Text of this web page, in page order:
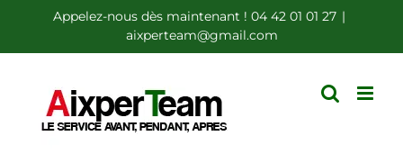
au
contenu
Appelez-nous dès maintenant ! 04 42 01 01 27 |
aixperteam@gmail.com